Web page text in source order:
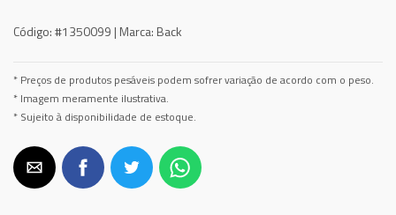
Código:#1350099 | Marca: Back
* Preços de produtos pesáveis podem sofrer variação de acordo com o peso.
* Imagem meramente ilustrativa.
* Sujeito à disponibilidade de estoque.